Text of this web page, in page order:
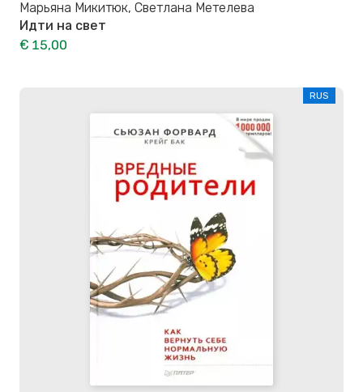
Марьяна Микитюк, Светлана Метелева
Идти на свет
€ 15,00
RUS